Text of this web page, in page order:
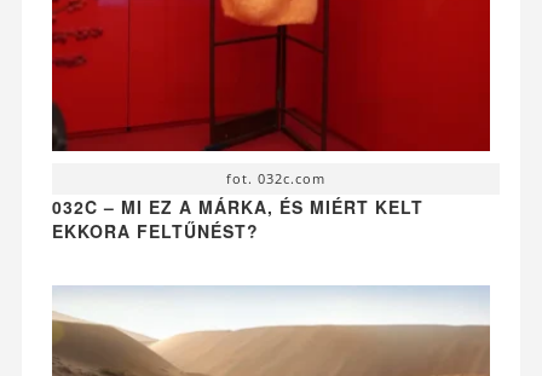
fot. 032c.com
032C – MI EZ A MÁRKA, ÉS MIÉRT KELT
EKKORA FELTŰNÉST?